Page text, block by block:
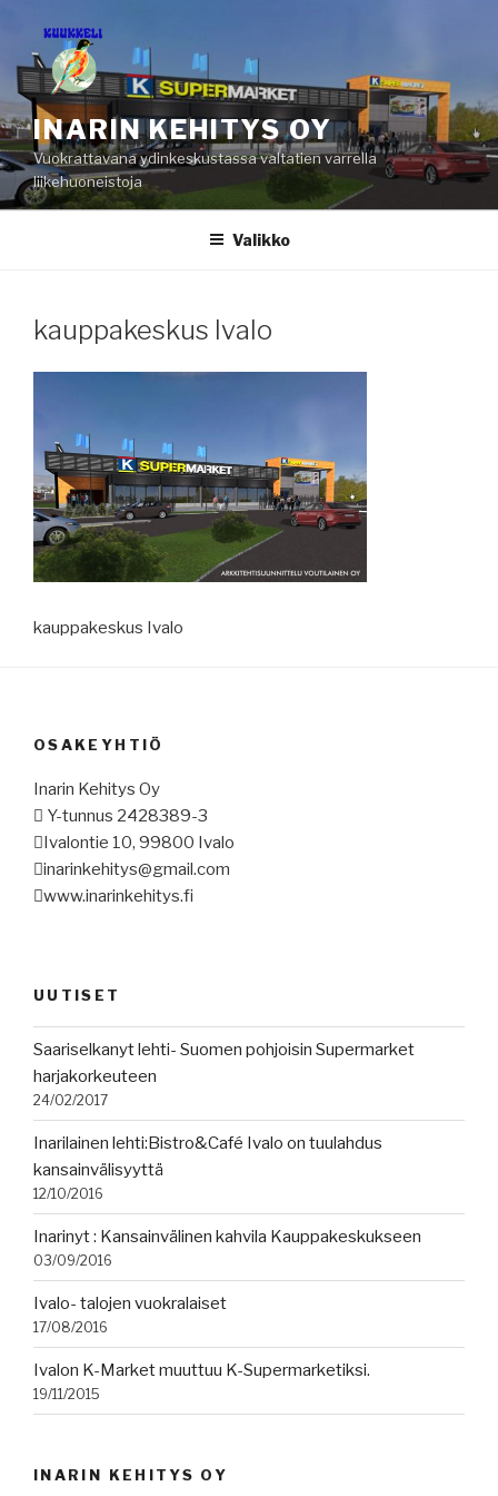
sisältöön
INARIN KEHITYS OY
Vuokrattavana ydinkeskustassa valtatien varrella
liikehuoneistoja
Valikko
kauppakeskus Ivalo
kauppakeskus Ivalo
OSAKEYHTIÖ
Inarin Kehitys Oy
 Y-tunnus 2428389-3
Ivalontie 10, 99800 Ivalo
inarinkehitys@gmail.com
www.inarinkehitys.fi
UUTISET
Saariselkanyt lehti- Suomen pohjoisin Supermarket
harjakorkeuteen
24/02/2017
Inarilainen lehti:Bistro&Café Ivalo on tuulahdus
kansainvälisyyttä
12/10/2016
Inarinyt : Kansainvälinen kahvila Kauppakeskukseen
03/09/2016
Ivalo- talojen vuokralaiset
17/08/2016
Ivalon K-Market muuttuu K-Supermarketiksi.
19/11/2015
INARIN KEHITYS OY